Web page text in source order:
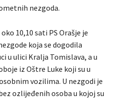
nezgoda.
10,10 sati PS Orašje je
koja se dogodila
u ulici Kralja Tomislava, a u
iz Oštre Luke koji su u
vozilima. U nezgodi je
ozlijeđenih osoba u kojoj su